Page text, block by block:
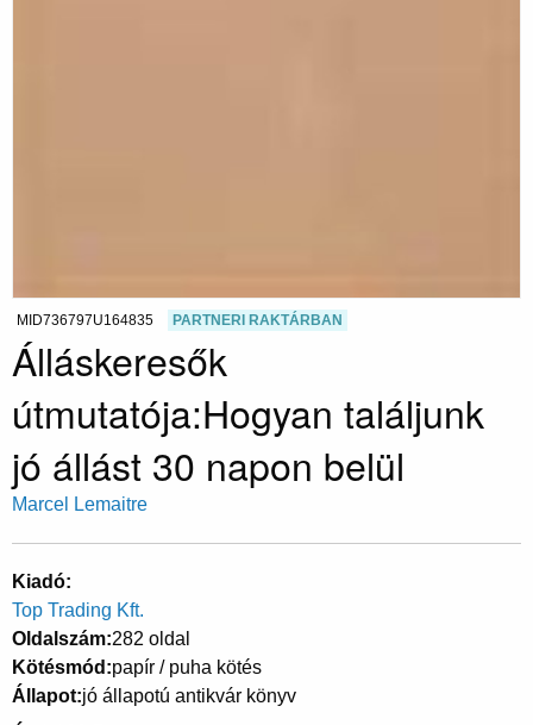
MID736797U164835 PARTNERI RAKTÁRBAN
Álláskeresők
útmutatója:Hogyan találjunk
jó állást 30 napon belül
Marcel Lemaitre
Kiadó
Top Trading Kft.
Oldalszám 282 oldal
Kötésmód papír / puha kötés
Állapot jó állapotú antikvár könyv